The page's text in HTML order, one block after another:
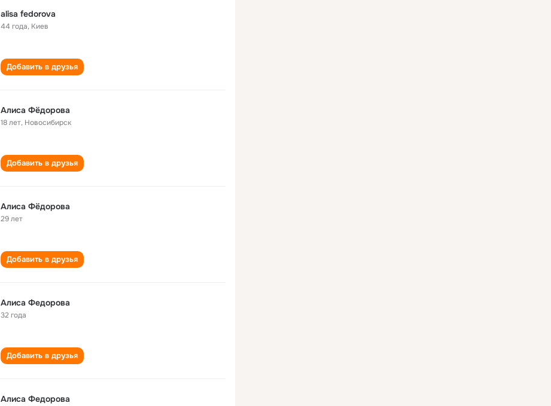
alisa fedorova
44 года, Киев
Добавить в друзья
Алиса Фёдорова
18 лет, Новосибирск
Добавить в друзья
Алиса Фёдорова
29 лет
Добавить в друзья
Алиса Федорова
32 года
Добавить в друзья
Алиса Федорова